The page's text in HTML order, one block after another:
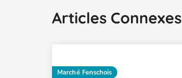
Articles Connexes
Marché Fenschois